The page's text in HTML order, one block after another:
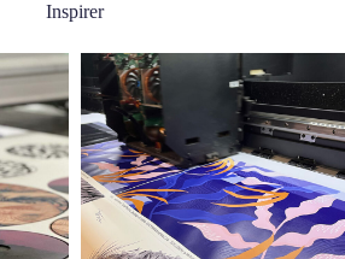
Inspirer